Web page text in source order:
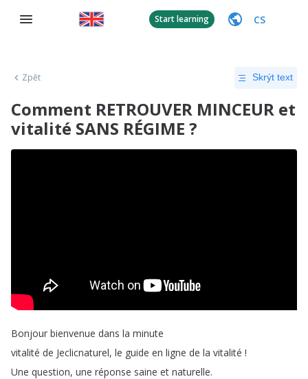
Start learning CS
Zpět Skrýt text
Comment RETROUVER MINCEUR et
vitalité SANS RÉGIME ?
Bonjour bienvenue dans la minute
vitalité de Jeclicnaturel, le guide en ligne de la vitalité !
Une question, une réponse saine et naturelle.